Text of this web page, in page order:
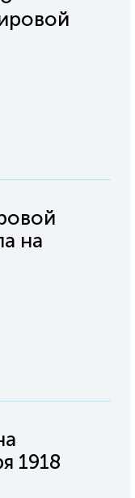
на
1918